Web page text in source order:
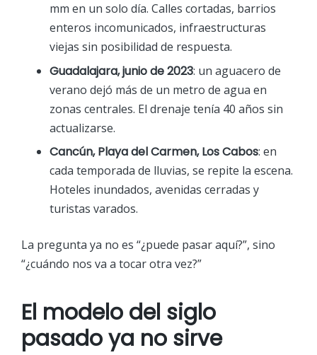
mm en un solo día. Calles cortadas, barrios
enteros incomunicados, infraestructuras
viejas sin posibilidad de respuesta.
Guadalajara, junio de 2023: un aguacero de
verano dejó más de un metro de agua en
zonas centrales. El drenaje tenía 40 años sin
actualizarse.
Cancún, Playa del Carmen, Los Cabos: en
cada temporada de lluvias, se repite la escena.
Hoteles inundados, avenidas cerradas y
turistas varados.
La pregunta ya no es “¿puede pasar aquí?”, sino
“¿cuándo nos va a tocar otra vez?”
El modelo del siglo
pasado ya no sirve